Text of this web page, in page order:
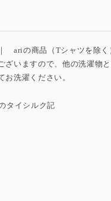
ariの商品（Tシャツを除く
ざいますので、他の洗濯物と
お洗濯ください。